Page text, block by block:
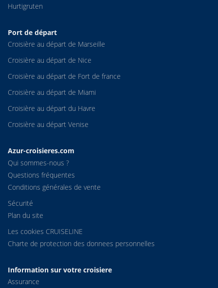
Hurtigruten
Port de départ
Croisière au départ de Marseille
Croisière au départ de Nice
Croisière au départ de Fort de france
Croisière au départ de Miami
Croisière au départ du Havre
Croisière au départ Venise
Azur-croisieres.com
Qui sommes-nous ?
Questions fréquentes
Conditions générales de vente
Sécurité
Plan du site
Les cookies CRUISELINE
Charte de protection des donnees personnelles
Information sur votre croisiere
Assurance